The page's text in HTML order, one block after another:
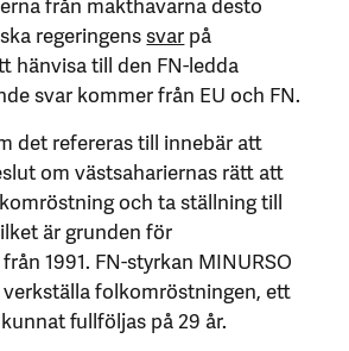
regeringenssvar på
hänvisa till den FN-ledda
svar kommer från EU och FN.
det refereras till innebär att
om västsahariernas rätt att
och ta ställning till
är grunden för
1991. FN-styrkan MINURSO
folkomröstningen, ett
fullföljas på 29 år.